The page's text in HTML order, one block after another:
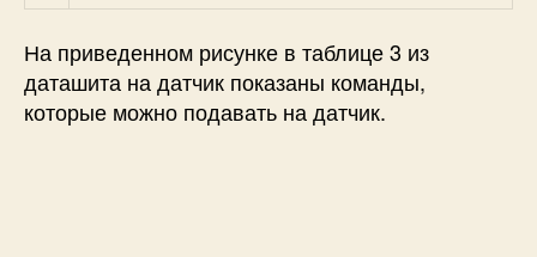
На приведенном рисунке в таблице 3 из
даташита на датчик показаны команды,
которые можно подавать на датчик.